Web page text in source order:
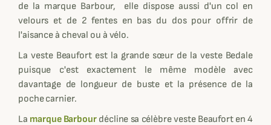
de la marque Barbour, elle dispose aussi d'un col en
velours et de 2 fentes en bas du dos pour offrir de
l'aisance à cheval ou à vélo.
La veste Beaufort est la grande sœur de la veste Bedale
puisque c'est exactement le même modèle avec
davantage de longueur de buste et la présence de la
poche carnier.
La marque Barbourdécline sa célèbre veste Beaufort en 4